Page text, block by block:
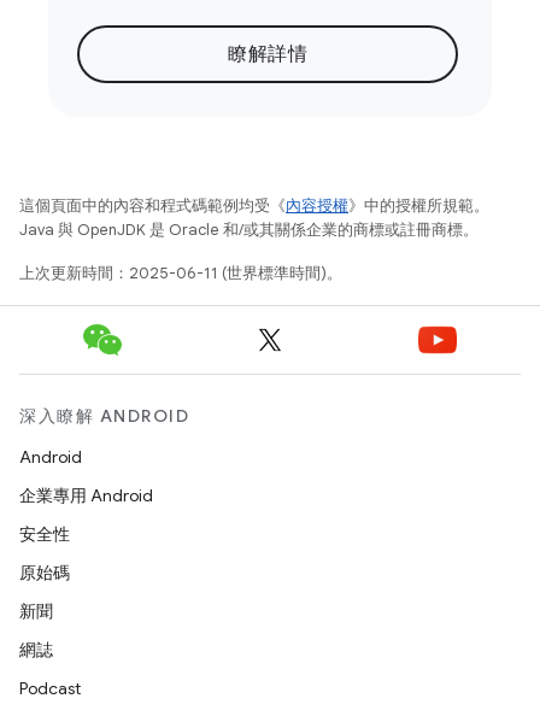
瞭解詳情
這個頁面中的內容和程式碼範例均受《內容授權》中的授權所規範。
Java 與 OpenJDK 是 Oracle 和/或其關係企業的商標或註冊商標。
上次更新時間：2025-06-11 (世界標準時間)。
深入瞭解 ANDROID
Android
企業專用 Android
安全性
原始碼
新聞
網誌
Podcast